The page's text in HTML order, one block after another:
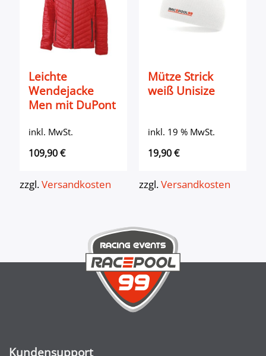
Leichte
Wendejacke
Men mit DuPont
Wattierung
inkl. MwSt.
109,90€
zzgl.Versandkosten
Mütze Strick
weiß Unisize
inkl. 19 % MwSt.
19,90€
zzgl.Versandkosten
Kundensupport